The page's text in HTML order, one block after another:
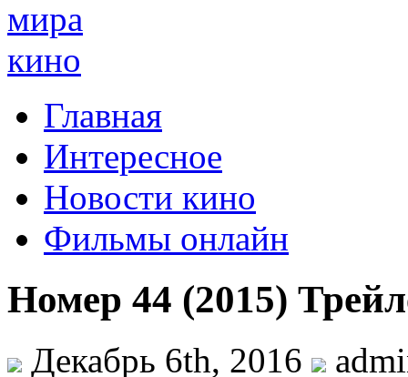
Главная
Интересное
Новости кино
Фильмы онлайн
Номep 44 (2015)
Декабрь 6th, 2016